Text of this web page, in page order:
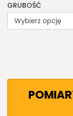
GRUBOŚĆ